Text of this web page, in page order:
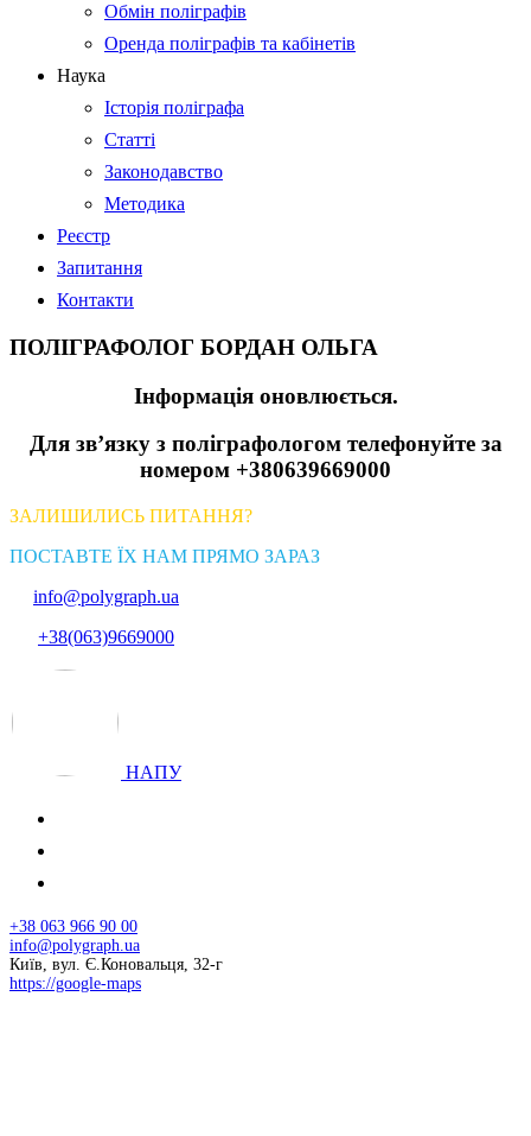
Обмін поліграфів
Оренда поліграфів та кабінетів
Наука
Історія поліграфа
Статті
Законодавство
Методика
Реєстр
Запитання
Контакти
ПОЛІГРАФОЛОГ БОРДАН ОЛЬГА
Інформація оновлюється.
Для зв’язку з поліграфологом телефонуйте за
номером +380639669000
ЗАЛИШИЛИСЬ ПИТАННЯ?
ПОСТАВТЕ ЇХ НАМ ПРЯМО ЗАРАЗ
info@polygraph.ua
+38(063)9669000
НАПУ
+38 063 966 90 00
info@polygraph.ua
Київ, вул. Є.Коновальця, 32-г
https://google-maps